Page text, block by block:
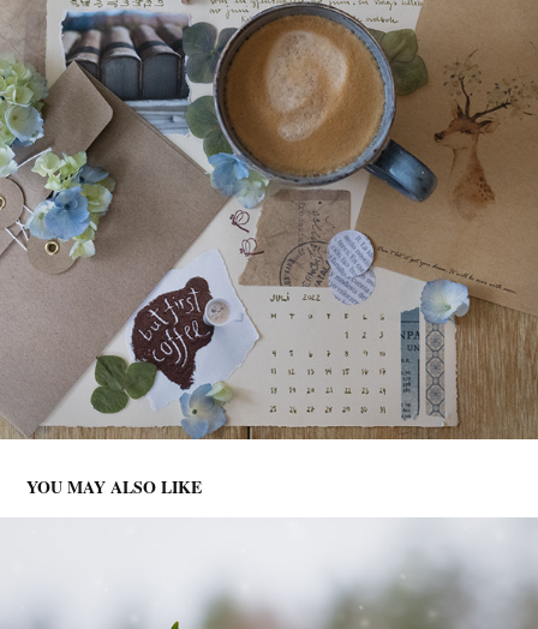
YOU MAY ALSO LIKE